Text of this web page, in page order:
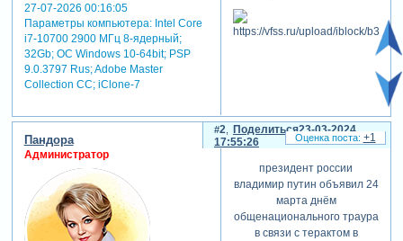
27-07-2026 00:16:05
Параметры компьютера:Intel Core
i7-10700 2900 МГц 8-ядерный;
32Gb; ОС Windows 10-64bit; PSP
9.0.3797 Rus; Adobe Master
Collection СС; iClone-7
Поделиться
2
23-03-2024
17:55:26
Пандора
Администратор
президент россии
владимир путин объявил 24
марта днём
общенационального траура
в связи с терактом в
+1